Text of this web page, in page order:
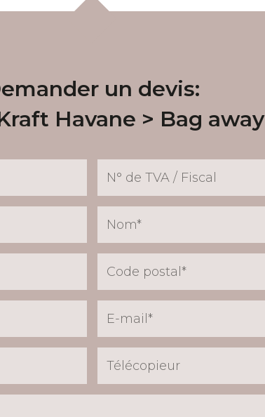
un devis:
Havane
Bag away